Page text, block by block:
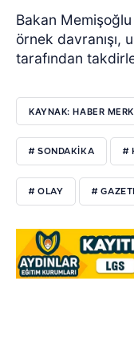
Bakan
örnek davranışı,
tarafından
KAYNAK: HABER
# SONDAKİKA #
# OLAY #